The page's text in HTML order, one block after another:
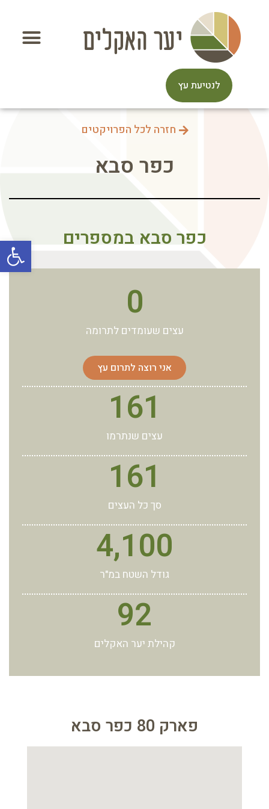
פתח
לנטיעת עץ
חזרה לכל הפרויקטים
כפר סבא
כפר סבא במספרים
0
עצים שעומדים לתרומה
אני רוצה לתרום עץ
161
עצים שנתרמו
161
סך כל העצים
4,100
גודל השטח במ"ר
92
קהילת יער האקלים
פארק 80 כפר סבא